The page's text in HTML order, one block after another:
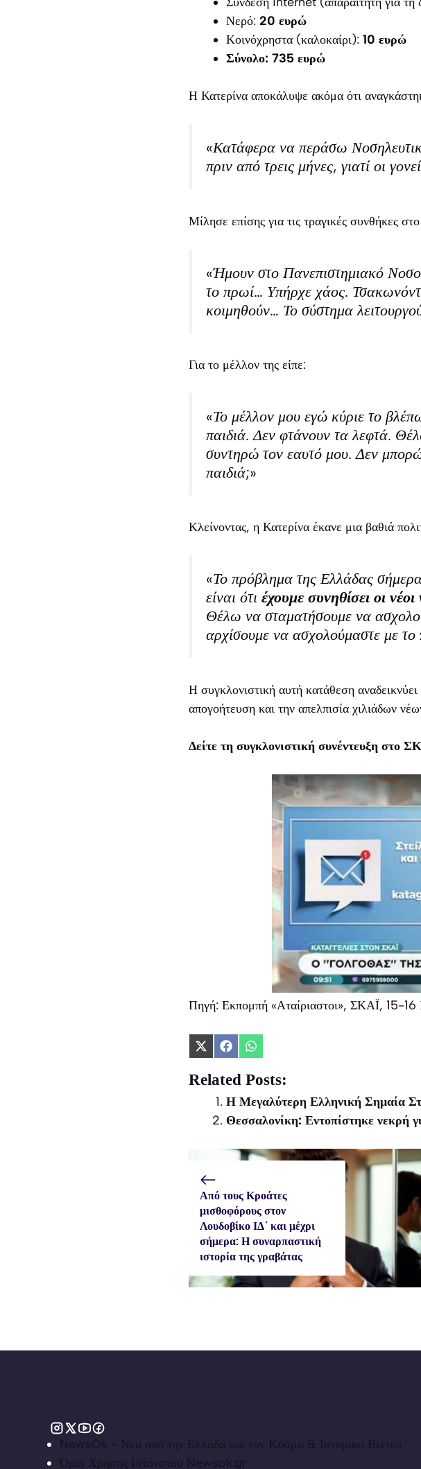
Νερό: 20 ευρώ
Κοινόχρηστα (καλοκαίρι): 10 ευρώ
Σύνολο: 735 ευρώ
Η Κατερίνα αποκάλυψε ακόμα ότι
«Κατάφερα να περάσω
πριν από τρεις μήνες, γιατί οι
Μίλησε επίσης για τις τραγικές συνθήκες
«Ήμουν στο Πανεπιστημιακό
το πρωί… Υπήρχε χάος.
κοιμηθούν… Το σύστημα
Για το μέλλον της είπε:
«Το μέλλον μου εγώ κύριε το
παιδιά. Δεν φτάνουν τα λεφτά.
συντηρώ τον εαυτό μου. Δεν
παιδιά;»
Κλείνοντας, η Κατερίνα έκανε μια βαθιά
«Το πρόβλημα της Ελλάδας
είναι ότι έχουμε συνηθίσει οι
Θέλω να σταματήσουμε να
αρχίσουμε να ασχολούμαστε με το
Η συγκλονιστική αυτή κατάθεση
απογοήτευση και την απελπισία χιλιάδων
Δείτε τη συγκλονιστική συνέντευξη στο
Πηγή: Εκπομπή «Αταίριαστοι», ΣΚΑΪ, 15-16
Share
X
(Twitter)
Share
Facebook
Share
WhatsApp
Related Posts:
Η Μεγαλύτερη Ελληνική Σημαία
Θεσσαλονίκη: Εντοπίστηκε νεκρή
Από τους Κροάτες
μισθοφόρους στον
Λουδοβίκο ΙΔ΄ και μέχρι
σήμερα: Η συναρπαστική
ιστορία της γραβάτας
NewsOk - Νέα από την Ελλάδα και τον Κόσμο & Ιστορικά Βίντεο
Όροι Χρήσης Ιστότοπου Newsok.gr